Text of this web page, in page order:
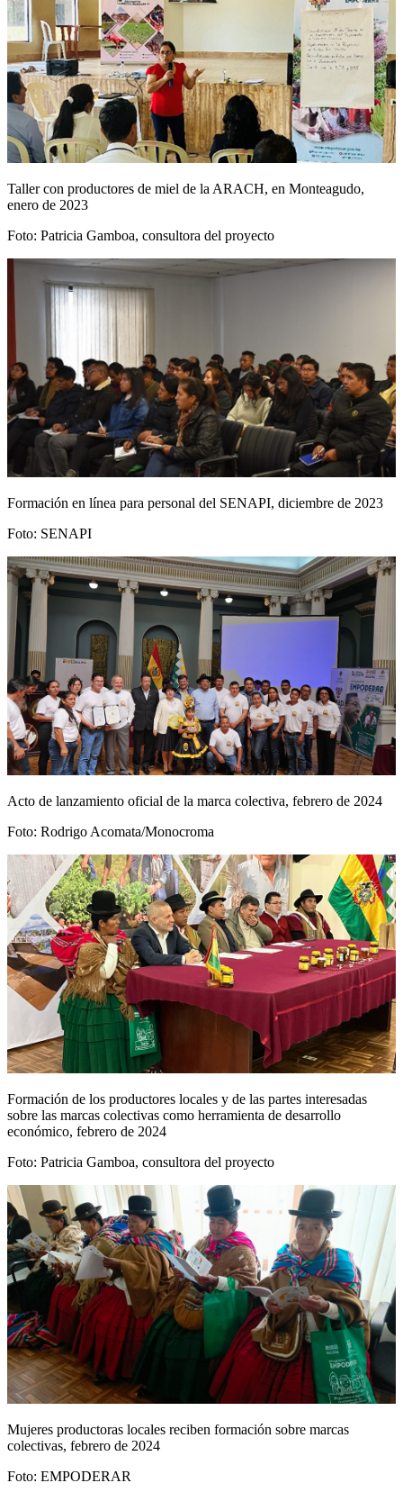
Taller con productores de miel de la ARACH, en Monteagudo,
enero de 2023
Foto: Patricia Gamboa, consultora del proyecto
Formación en línea para personal del SENAPI, diciembre de 2023
Foto: SENAPI
Acto de lanzamiento oficial de la marca colectiva, febrero de 2024
Foto: Rodrigo Acomata/Monocroma
Formación de los productores locales y de las partes interesadas
sobre las marcas colectivas como herramienta de desarrollo
económico, febrero de 2024
Foto: Patricia Gamboa, consultora del proyecto
Mujeres productoras locales reciben formación sobre marcas
colectivas, febrero de 2024
Foto: EMPODERAR